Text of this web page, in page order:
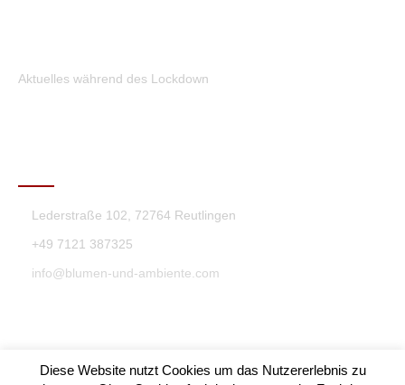
Aktuelles während des Lockdown
Lederstraße 102, 72764 Reutlingen
+49 7121 387325
info@blumen-und-ambiente.com
Diese Website nutzt Cookies um das Nutzererlebnis zu